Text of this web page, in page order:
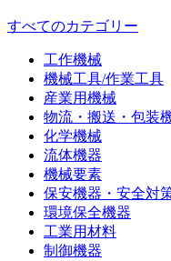
すべてのカテゴリー
工作機械
機械工具/作業工具
産業用機械
物流・搬送・包装
化学機械
流体機器
機械要素
保安機器・安全対
環境保全機器
工業用材料
制御機器